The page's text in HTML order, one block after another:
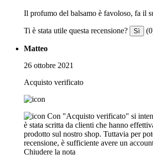
Il profumo del balsamo è favoloso, fa il
Ti è stata utile questa recensione? Sì
Matteo
26 ottobre 2021
Acquisto verificato
Con "Acquisto verificato" si
è stata scritta da clienti che hanno
prodotto sul nostro shop. Tuttavia per
recensione, è sufficiente avere un
Chiudere la nota